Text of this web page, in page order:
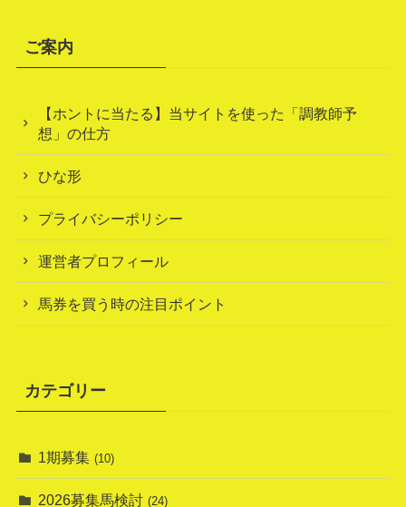
ご案内
【ホントに当たる】当サイトを使った「調教師予
想」の仕方
ひな形
プライバシーポリシー
運営者プロフィール
馬券を買う時の注目ポイント
カテゴリー
1期募集 (10)
2026募集馬検討 (24)